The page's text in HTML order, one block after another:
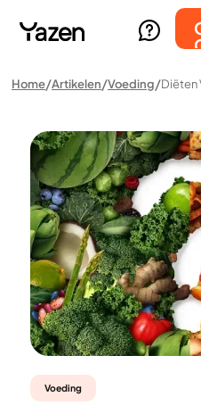
Home Artikelen Voeding
Voeding